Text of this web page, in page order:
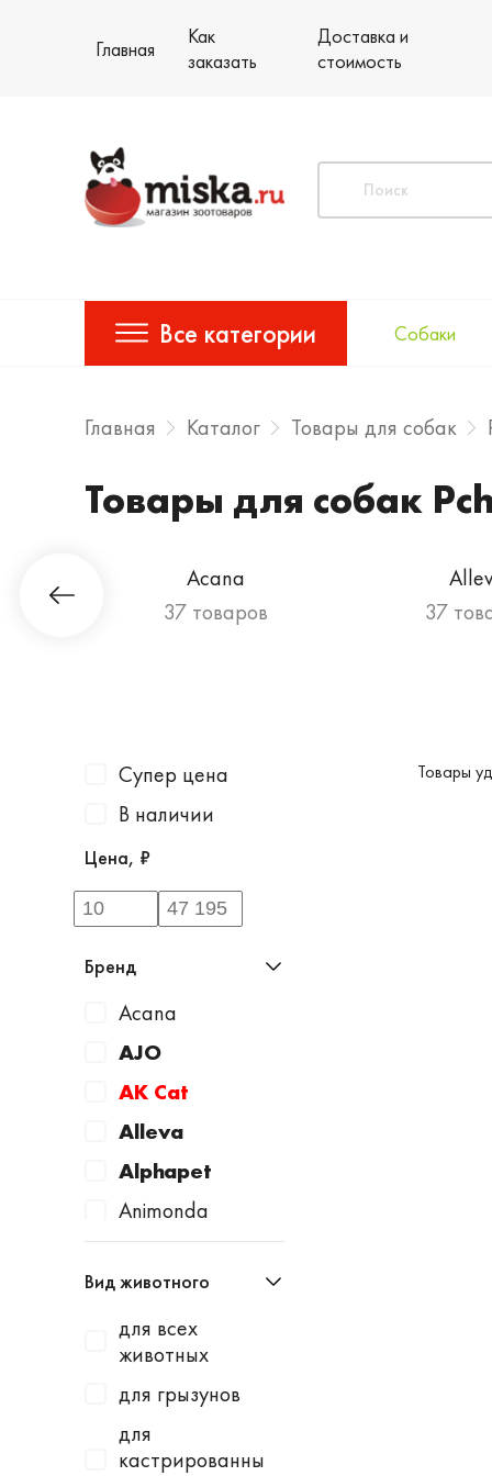
Главная
Как
заказать
Доставка и
стоимость
Все категории Собаки
Главная Каталог Товары для собак
Товары для собак
Acana
37 товаров
37
Супер цена
В наличии
Цена, ₽
Бренд
Acana
AJO
AK Cat
Alleva
Alphapet
Animonda
Apicenna
Avantie
AWARD
Baurenhof
Bayer
Beaphar
Вид животного
для всех
животных
для грызунов
для
кастрированны
Товары